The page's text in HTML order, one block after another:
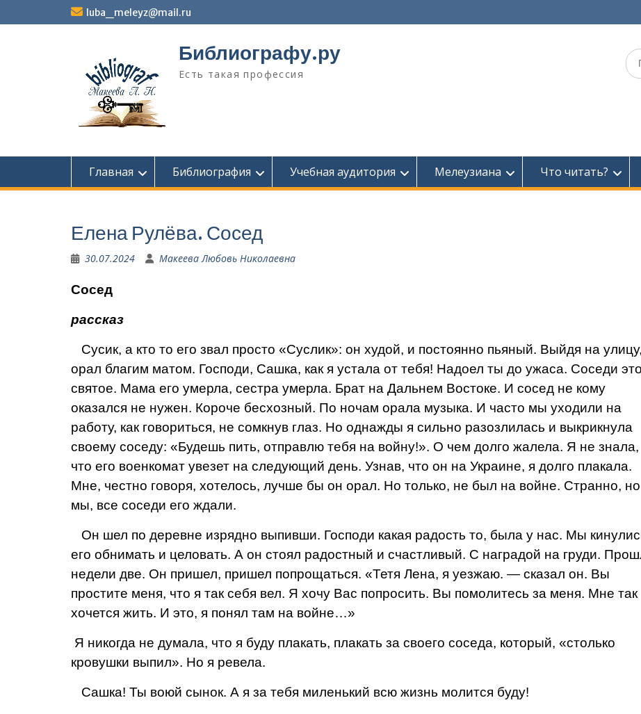
к
luba_meleyz@mail.ru
Библиографу.ру
Есть такая профессия
по:
Главная Библиография Учебная аудитория Мелеузиана Что читать?
Елена Рулёва. Сосед
30.07.2024 Макеева Любовь Николаевна
Сосед
рассказ
Сусик, а кто то его звал просто «Суслик»: он худой, и постоянно пьяный. Выйдя на улицу,
орал благим матом. Господи, Сашка, как я устала от тебя! Надоел ты до ужаса. Соседи это
святое. Мама его умерла, сестра умерла. Брат на Дальнем Востоке. И сосед не кому
оказался не нужен. Короче бесхозный. По ночам орала музыка. И часто мы уходили на
работу, как говориться, не сомкнув глаз. Но однажды я сильно разозлилась и выкрикнула
своему соседу: «Будешь пить, отправлю тебя на войну!». О чем долго жалела. Я не знала,
что его военкомат увезет на следующий день. Узнав, что он на Украине, я долго плакала.
Мне, честно говоря, хотелось, лучше бы он орал. Но только, не был на войне. Странно, но
мы, все соседи его ждали.
Он шел по деревне изрядно выпивши. Господи какая радость то, была у нас. Мы
его обнимать и целовать. А он стоял радостный и счастливый. С наградой на груди.
недели две. Он пришел, пришел попрощаться. «Тетя Лена, я уезжаю. — сказал он. Вы
простите меня, что я так себя вел. Я хочу Вас попросить. Вы помолитесь за меня. Мне так
хочется жить. И это, я понял там на войне…»
Я никогда не думала, что я буду плакать, плакать за своего соседа, который, «столько
кровушки выпил». Но я ревела.
Сашка! Ты воюй сынок. А я за тебя миленький всю жизнь молится буду!